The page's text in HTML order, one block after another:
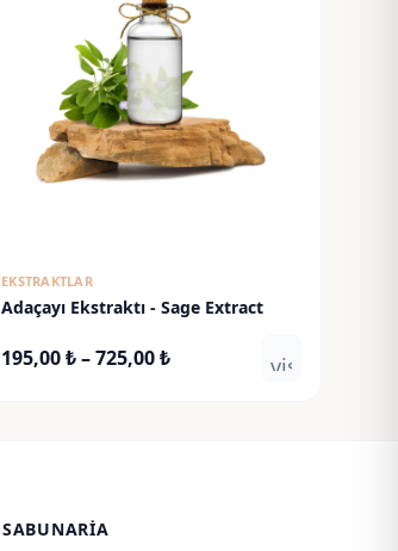
EKSTRAKTLAR
Adaçayı Ekstraktı - Sage Extract
195,00₺–725,00₺Fiyat
visibility
SABUNARIA